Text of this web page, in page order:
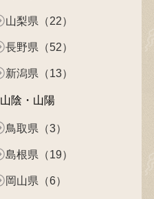
山梨県（22）
長野県（52）
新潟県（13）
山陰・山陽
鳥取県（3）
島根県（19）
岡山県（6）